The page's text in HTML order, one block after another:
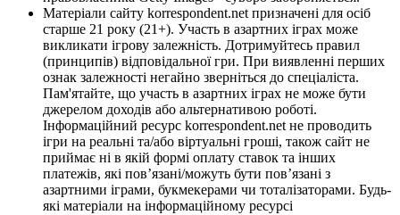
Матеріали сайту korrespondent.net призначені для осіб
старше 21 року (21+). Участь в азартних іграх може
викликати ігрову залежність. Дотримуйтесь правил
(принципів) відповідальної гри. При виявленні перших
ознак залежності негайно зверніться до спеціаліста.
Пам'ятайте, що участь в азартних іграх не може бути
джерелом доходів або альтернативою роботі.
Інформаційний ресурс korrespondent.net не проводить
ігри на реальні та/або віртуальні гроші, також сайт не
приймає ні в якій формі оплату ставок та інших
платежів, які пов’язані/можуть бути пов’язані з
азартними іграми, букмекерами чи тоталізаторами. Будь-
які матеріали на інформаційному ресурсі